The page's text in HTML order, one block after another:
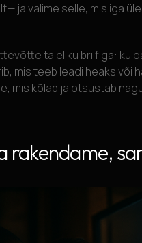
ja valime selle, mis iga
täieliku briifiga:
mis teeb leadi heaks või
mis kõlab ja otsustab
rakendame,